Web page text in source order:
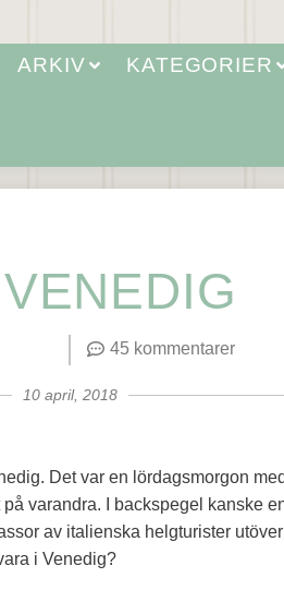
ARKIV KATEGORIER
45 kommentarer
10 april, 2018
Det var en lördagsmorgon
varandra. I backspegel kanske
av italienska helgturister
i Venedig?